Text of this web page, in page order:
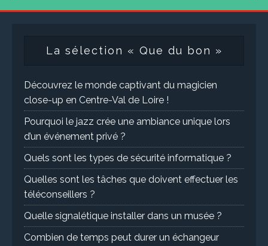
La sélection « Que du bon »
Découvrez le monde captivant du magicien
close-up en Centre-Val de Loire !
Pourquoi le jazz crée une ambiance unique lors
d’un événement privé ?
Quels sont les types de sécurité informatique ?
Quelles sont les tâches que doivent effectuer les
téléconseillers ?
Quelle signalétique installer dans un musée ?
Combien de temps peut durer un échangeur